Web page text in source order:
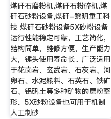
煤矸石磨粉机,煤矸石粉碎机,煤
矸石砂粉设备,煤矸-黎明重工科
技 煤矸石砂粉设备5X砂粉设备
运行性能稳定可靠，工艺简化，
结构简单，维修方便，生产能力
大，锤头使用寿命长。广泛适用
于花岗岩、玄武岩、石灰岩、河
卵石、水泥熟料、石英石、铁矿
石、铝矾土等多种矿物的磨粉整
形。5X砂粉设备也可用于机制
人工制砂